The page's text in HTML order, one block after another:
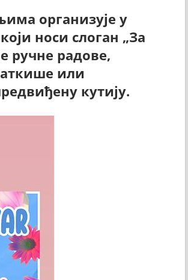
организује у
носи слоган „За
ручне радове,
или
кутију.